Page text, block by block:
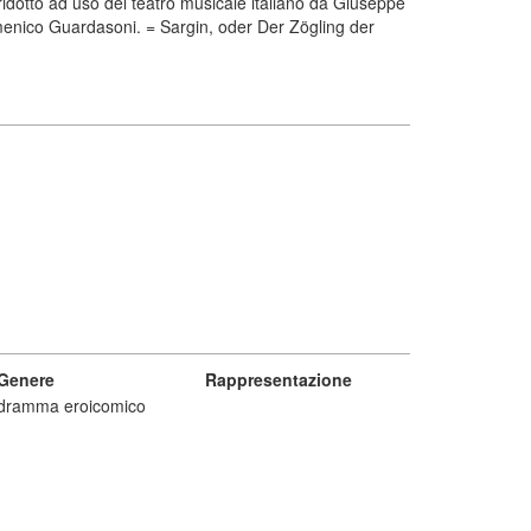
Guardasoni. = Sargin, oder Der Zögling der
Rappresentazione
eroicomico